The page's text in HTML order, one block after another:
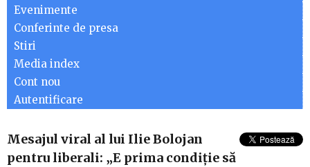
Evenimente
Conferinte de presa
Stiri
Media index
Cont nou
Autentificare
Mesajul viral al lui Ilie Bolojan
pentru liberali: „E prima condiție să